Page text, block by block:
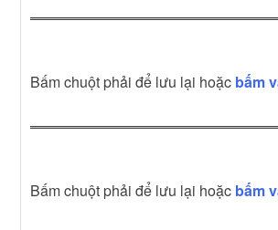
Bấm chuột phải để lưu lại hoặc bấm
Bấm chuột phải để lưu lại hoặc bấm